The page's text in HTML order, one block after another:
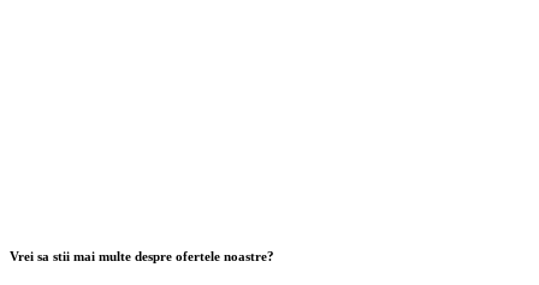
Vrei sa stii mai multe despre ofertele noastre?